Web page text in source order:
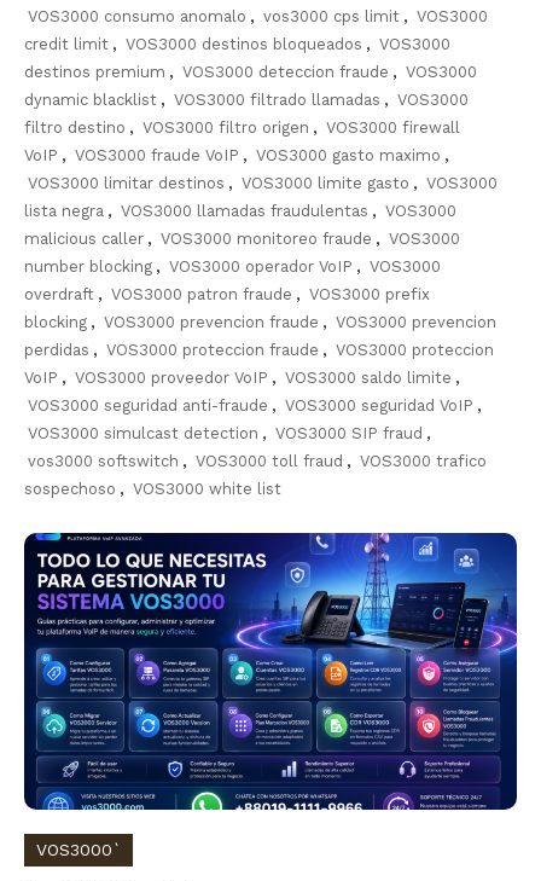
VOS3000 consumo anomalo , vos3000 cps limit , VOS3000
credit limit , VOS3000 destinos bloqueados , VOS3000
destinos premium , VOS3000 deteccion fraude , VOS3000
dynamic blacklist , VOS3000 filtrado llamadas , VOS3000
filtro destino , VOS3000 filtro origen , VOS3000 firewall
VoIP , VOS3000 fraude VoIP , VOS3000 gasto maximo ,
VOS3000 limitar destinos , VOS3000 limite gasto , VOS3000
lista negra , VOS3000 llamadas fraudulentas , VOS3000
malicious caller , VOS3000 monitoreo fraude , VOS3000
number blocking , VOS3000 operador VoIP , VOS3000
overdraft , VOS3000 patron fraude , VOS3000 prefix
blocking , VOS3000 prevencion fraude , VOS3000 prevencion
perdidas , VOS3000 proteccion fraude , VOS3000 proteccion
VoIP , VOS3000 proveedor VoIP , VOS3000 saldo limite ,
VOS3000 seguridad anti-fraude , VOS3000 seguridad VoIP ,
VOS3000 simulcast detection , VOS3000 SIP fraud ,
vos3000 softswitch , VOS3000 toll fraud , VOS3000 trafico
sospechoso , VOS3000 white list
VOS3000`